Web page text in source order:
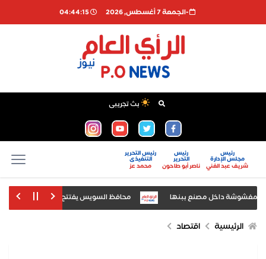
-الجمعة 7 أغسطس, 2026 04:44:16
بث تجريبى
رئيس
مجلس الإدارة
شريف عبد الغني
رئيس
التحرير
ناصر أبو طاحون
رئيس التحرير
التنفيذى
محمد عز
داخل مصنع ببنها محافظ السويس يفتتح الدورة الرابعة لمعرض
الرئيسية اقتصاد